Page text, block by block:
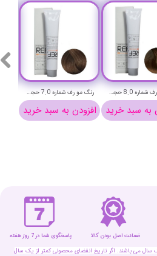
رنگ مو رف شماره 7.0 حجم 100 میلی لیتر (بلوند طبیعی)-REF Permanent Hair Color
افزودن به سبد خرید
رنگ مو رف شماره 8.0 حجم 100 میلی لیتر (بلوند طبیعی روشن)-REF Permanent Hair Color
به سبد خرید
می باشند. اگر تاریخ انقضای محصولی کمتر از یک سال
ضمانت اصل بودن کالا پاسخگوی شما در 7 روز هفته